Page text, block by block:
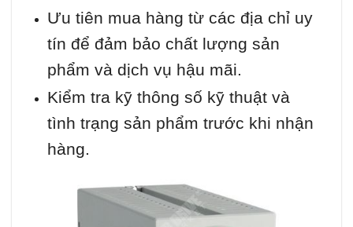
Ưu tiên mua hàng từ các địa chỉ uy
tín để đảm bảo chất lượng sản
phẩm và dịch vụ hậu mãi.
Kiểm tra kỹ thông số kỹ thuật và
tình trạng sản phẩm trước khi nhận
hàng.